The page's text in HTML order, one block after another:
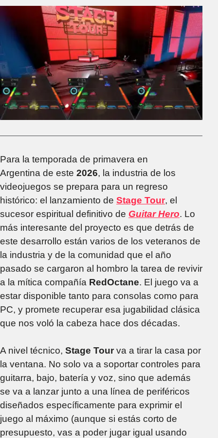
Para la temporada de primavera en
Argentina de este 2026, la industria de los
videojuegos se prepara para un regreso
histórico: el lanzamiento de Stage Tour, el
sucesor espiritual definitivo de Guitar Hero. Lo
más interesante del proyecto es que detrás de
este desarrollo están varios de los veteranos de
la industria y de la comunidad que el año
pasado se cargaron al hombro la tarea de revivir
a la mítica compañía RedOctane. El juego va a
estar disponible tanto para consolas como para
PC, y promete recuperar esa jugabilidad clásica
que nos voló la cabeza hace dos décadas.
A nivel técnico, Stage Tourva a tirar la casa por
la ventana. No solo va a soportar controles para
guitarra, bajo, batería y voz, sino que además
se va a lanzar junto a una línea de periféricos
diseñados específicamente para exprimir el
juego al máximo (aunque si estás corto de
presupuesto, vas a poder jugar igual usando